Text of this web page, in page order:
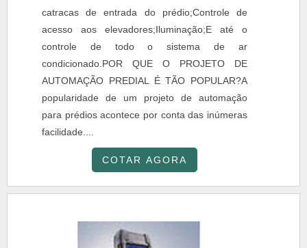
catracas de entrada do prédio;Controle de
acesso aos elevadores;Iluminação;E até o
controle de todo o sistema de ar
condicionado.POR QUE O PROJETO DE
AUTOMAÇÃO PREDIAL É TÃO POPULAR?A
popularidade de um projeto de automação
para prédios acontece por conta das inúmeras
facilidade....
COTAR AGORA